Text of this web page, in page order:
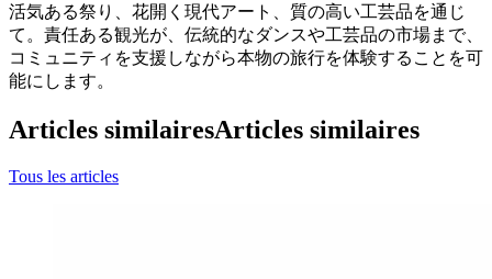
活気ある祭り、花開く現代アート、質の高い工芸品を通じ
て。責任ある観光が、伝統的なダンスや工芸品の市場まで、
コミュニティを支援しながら本物の旅行を体験することを可
能にします。
Articles similairesArticles similaires
Tous les articles